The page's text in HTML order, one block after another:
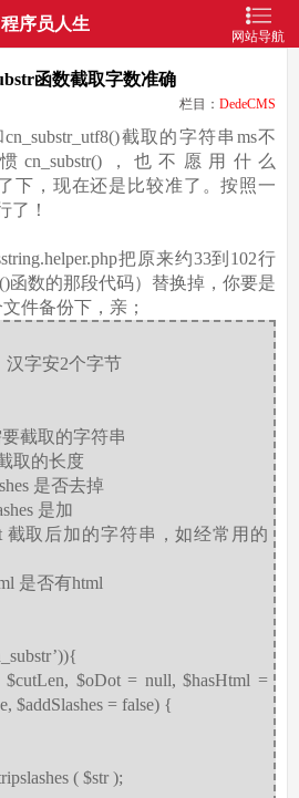
程序员人生
网站导航
函数截取字数准确
栏目： DedeCMS
cn_substr_utf8()截取的字符串ms不
，也不愿用什么
了下，现在还是比较准了。按照一
了！
把原来约33到102行
函数的那段代码）替换掉，你要是
件备份下，亲；
汉字安2个字节
要截取的字符串
取的长度
是否去掉
是加
截取后加的字符串，如经常用的
是否有html
$cutLen, $oDot = null, $hasHtml =
$addSlashes = false) {
( $str );